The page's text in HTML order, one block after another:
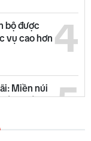
4
bộ được
vụ cao hơn
5
Miền núi
nắng